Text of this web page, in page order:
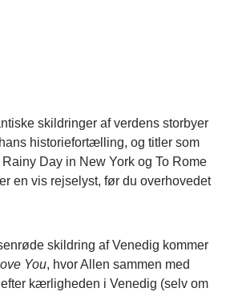
skildringer af verdens storbyer
historiefortælling, og titler som
Day in New York og To Rome
en vis rejselyst, før du overhovedet
skildring af Venedig kommer
You, hvor Allen sammen med
kærligheden i Venedig (selv om